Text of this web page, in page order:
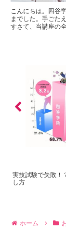
こんにちは。四谷
までした。手ごた
すさて、当講座の
実技試験で失敗！
し方
ホーム